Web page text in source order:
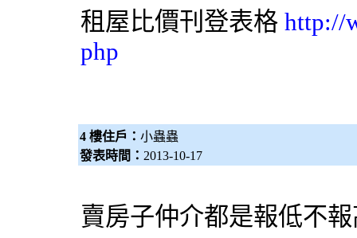
租屋比價刊登表格 http://
php
4 樓住戶： 小蟲蟲
發表時間： 2013-10-17
賣房子仲介都是報低不